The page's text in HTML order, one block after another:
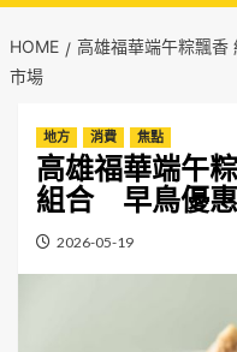
HOME
高雄福華端午粽飄
市場
地方 消費 焦點
高雄福華端午
組合 早鳥優
2026-05-19